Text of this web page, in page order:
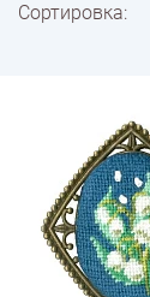
Сортировка: